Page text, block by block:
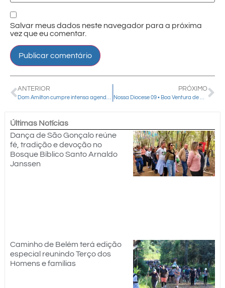
Salvar meus dados neste navegador para a próxima
vez que eu comentar.
ANTERIOR PRÓXIMO
Últimas Notícias
Dança de São Gonçalo reúne
fé, tradição e devoção no
Bosque Bíblico Santo Arnaldo
Janssen
Caminho de Belém terá edição
especial reunindo Terço dos
Homens e famílias